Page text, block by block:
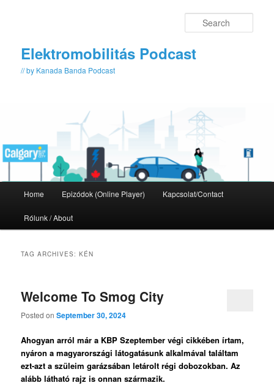
Elektromobilitás Podcast
// by Kanada Banda Podcast
Home Epizódok (Online Player) Kapcsolat/Contact
Rólunk / About
TAG ARCHIVES:KÉN
Welcome To Smog City
Posted onSeptember 30, 2024
Ahogyan arról már a KBP Szeptember végi cikkében írtam,
nyáron a magyarországi látogatásunk alkalmával találtam
ezt-azt a szüleim garázsában letárolt régi dobozokban. Az
alább látható rajz is onnan származik.